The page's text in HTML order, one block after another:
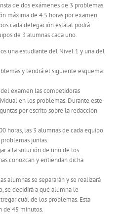
de dos exámenes de 3 problemas
máxima de 4.5 horas por examen.
cada delegación estatal podrá
de 3 alumnas cada uno.
una estudiante del Nivel 1 y una del
y tendrá el siguiente esquema:
examen las competidoras
en los problemas. Durante este
por escrito sobre la redacción
horas, las 3 alumnas de cada equipo
juntas.
a la solución de uno de los
conozcan y entiendan dicha
alumnas se separarán y se realizará
se decidirá a qué alumna le
cuál de los problemas. Esta
de 45 minutos.